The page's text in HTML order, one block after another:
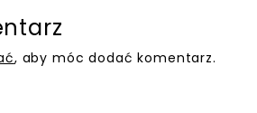
, aby móc dodać komentarz.